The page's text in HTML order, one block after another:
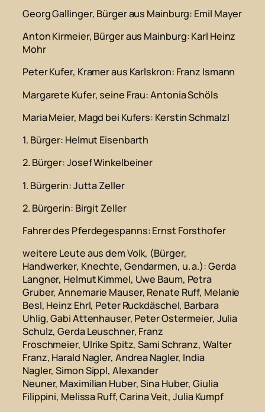
Georg Gallinger, Bürger aus Mainburg: Emil Mayer
Anton Kirmeier, Bürger aus Mainburg: Karl Heinz
Mohr
Peter Kufer, Kramer aus Karlskron: Franz Ismann
Margarete Kufer, seine Frau: Antonia Schöls
Maria Meier, Magd bei Kufers: Kerstin Schmalzl
1. Bürger: Helmut Eisenbarth
2. Bürger: Josef Winkelbeiner
1. Bürgerin: Jutta Zeller
2. Bürgerin: Birgit Zeller
Fahrer des Pferdegespanns: Ernst Forsthofer
weitere Leute aus dem Volk, (Bürger,
Handwerker, Knechte, Gendarmen, u. a.): Gerda
Langner, Helmut Kimmel, Uwe Baum, Petra
Gruber, Annemarie Mauser, Renate Ruff, Melanie
Besl, Heinz Ehrl, Peter Ruckdäschel, Barbara
Uhlig, Gabi Attenhauser, Peter Ostermeier, Julia
Schulz, Gerda Leuschner, Franz
Froschmeier, Ulrike Spitz, Sami Schranz, Walter
Franz, Harald Nagler, Andrea Nagler, India
Nagler, Simon Sippl, Alexander
Neuner, Maximilian Huber, Sina Huber, Giulia
Filippini, Melissa Ruff, Carina Veit, Julia Kumpf